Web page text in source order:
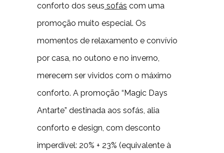
conforto dos seus sofás com uma
promoção muito especial. Os
momentos de relaxamento e convívio
por casa, no outono e no inverno,
merecem ser vividos com o máximo
conforto. A promoção “Magic Days
Antarte” destinada aos sofás, alia
conforto e design, com desconto
imperdível: 20% + 23% (equivalente à